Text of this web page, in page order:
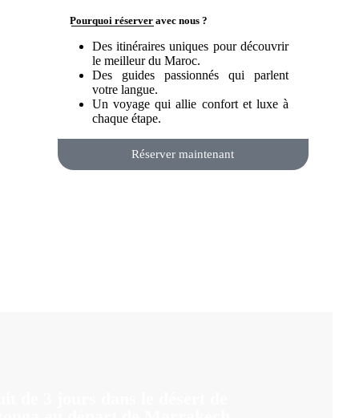
Pourquoi réserver avec nous ?
Des itinéraires uniques pour découvrir
le meilleur du Maroc.
Des guides passionnés qui parlent
votre langue.
Un voyage qui allie confort et luxe à
chaque étape.
Réserver maintenant